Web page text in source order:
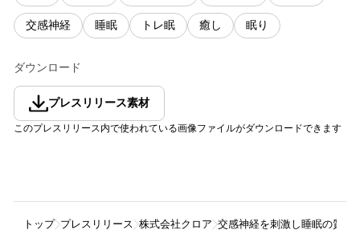
交感神経 睡眠 トレ眠 癒し 眠り
ダウンロード
プレスリリース素材
このプレスリリース内で使われている画像ファイルがダウンロードできます
トップ プレスリリース 株式会社クロア 交感神経を刺激し睡眠の質を